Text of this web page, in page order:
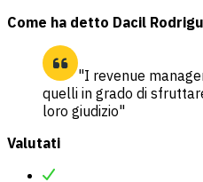
Come ha detto Dacil
"I revenue
quelli in grado di
loro giudizio"
Valutati